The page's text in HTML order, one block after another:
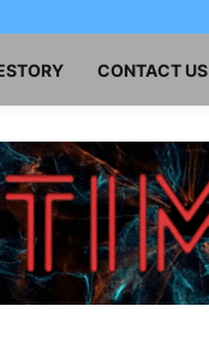
CONTACT US